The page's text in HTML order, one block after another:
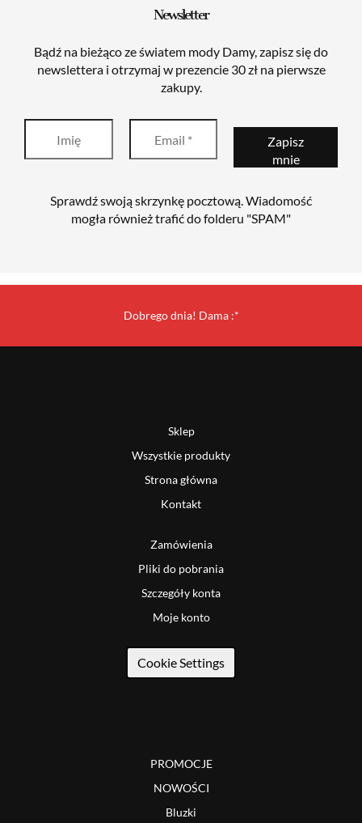
Newsletter
Bądź na bieżąco ze światem mody Damy, zapisz się do
newslettera i otrzymaj w prezencie 30 zł na pierwsze
zakupy.
Sprawdź swoją skrzynkę pocztową. Wiadomość
mogła również trafić do folderu "SPAM"
Dobrego dnia! Dama :*
Sklep
Wszystkie produkty
Strona główna
Kontakt
Zamówienia
Pliki do pobrania
Szczegóły konta
Moje konto
Cookie Settings
PROMOCJE
NOWOŚCI
Bluzki